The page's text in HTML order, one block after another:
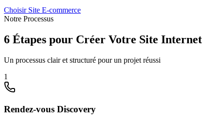
Choisir Site E-commerce
Notre Processus
6 Étapes pour Créer Votre Site Internet
Un processus clair et structuré pour un projet réussi
1
Rendez-vous Discovery